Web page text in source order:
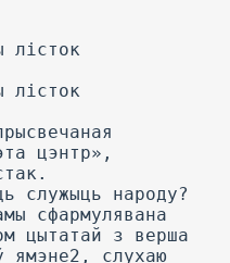
лісток
лісток
цэнтр»,
служыць народу?
сфармулявана
цытатай з верша
ямэне2, слухаю